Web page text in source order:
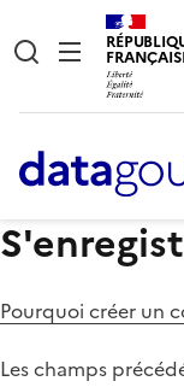
Pourquoi créer un
Les champs